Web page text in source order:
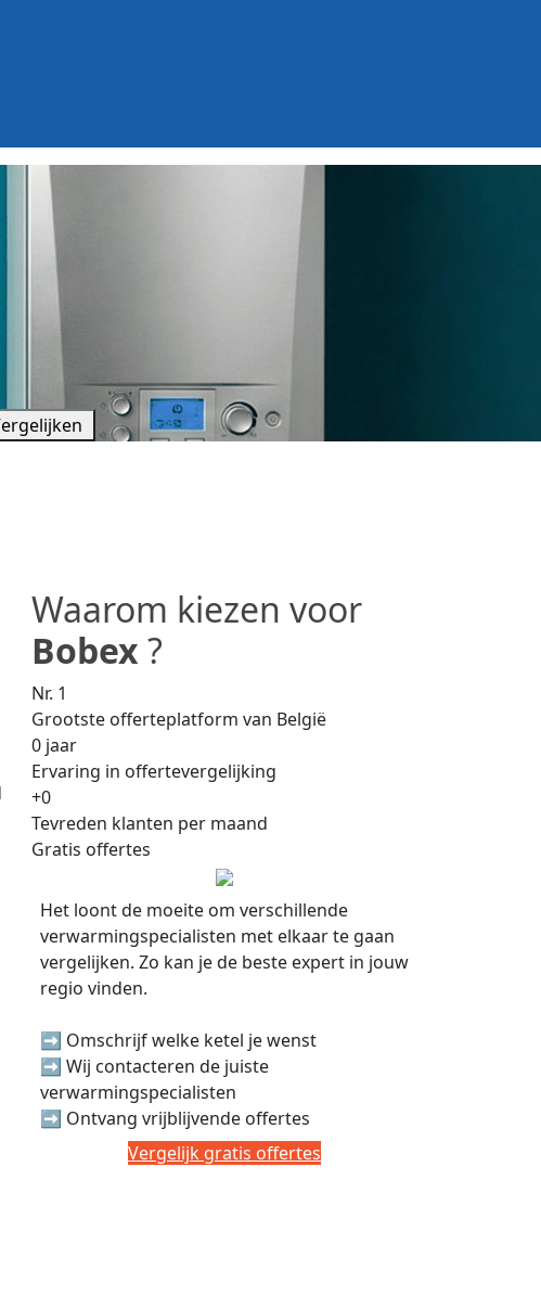
Waarom kiezen voor
Bobex ?
Nr. 1
Grootste offerteplatform van België
0 jaar
Ervaring in offertevergelijking
+0
Tevreden klanten per maand
Gratis offertes
Het loont de moeite om verschillende
verwarmingspecialisten met elkaar te gaan
vergelijken. Zo kan je de beste expert in jouw
regio vinden.
➡️ Omschrijf welke ketel je wenst
➡️ Wij contacteren de juiste
verwarmingspecialisten
➡️ Ontvang vrijblijvende offertes
Vergelijk gratis offertes